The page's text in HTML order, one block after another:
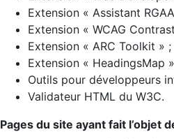
Extension « Assistant
Extension « WCAG
Extension « ARC Toolkit » ;
Extension « HeadingsMap
Outils pour développeurs
Validateur HTML du W3C.
Pages du site ayant fait l’objet